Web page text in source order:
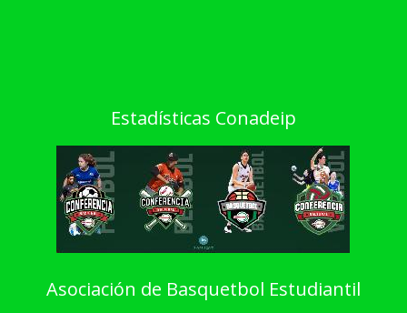
Estadísticas Conadeip
Asociación de Basquetbol Estudiantil